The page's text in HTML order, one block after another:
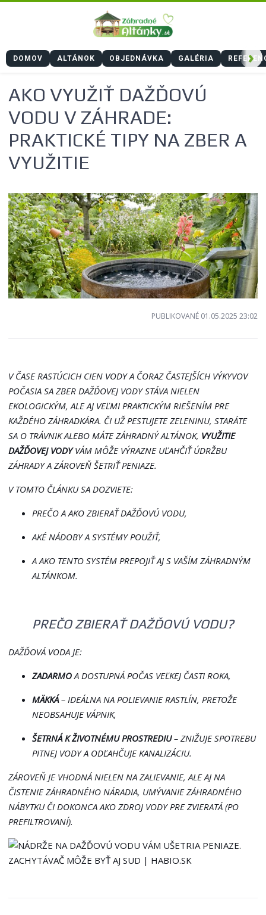
DOMOV ALTÁNOK OBJEDNÁVKA GALÉRIA
AKO VYUŽIŤ DAŽĎOVÚ
VODU V ZÁHRADE:
PRAKTICKÉ TIPY NA ZBER A
VYUŽITIE
PUBLIKOVANÉ 01.05.2025 23:02
V ČASE RASTÚCICH CIEN VODY A ČORAZ ČASTEJŠÍCH VÝKYVOV
POČASIA SA ZBER DAŽĎOVEJ VODY STÁVA NIELEN
EKOLOGICKÝM, ALE AJ VEĽMI PRAKTICKÝM RIEŠENÍM PRE
KAŽDÉHO ZÁHRADKÁRA. ČI UŽ PESTUJETE ZELENINU, STARÁTE
SA O TRÁVNIK ALEBO MÁTE ZÁHRADNÝ ALTÁNOK, VYUŽITIE
DAŽĎOVEJ VODYVÁM MÔŽE VÝRAZNE UĽAHČIŤ ÚDRŽBU
ZÁHRADY A ZÁROVEŇ ŠETRIŤ PENIAZE.
V TOMTO ČLÁNKU SA DOZVIETE:
PREČO A AKO ZBIERAŤ DAŽĎOVÚ VODU,
AKÉ NÁDOBY A SYSTÉMY POUŽIŤ,
A AKO TENTO SYSTÉM PREPOJIŤ AJ S VAŠÍM ZÁHRADNÝM
ALTÁNKOM.
PREČO ZBIERAŤ DAŽĎOVÚ VODU?
DAŽĎOVÁ VODA JE:
ZADARMOA DOSTUPNÁ POČAS VEĽKEJ ČASTI ROKA,
MÄKKÁ– IDEÁLNA NA POLIEVANIE RASTLÍN, PRETOŽE
NEOBSAHUJE VÁPNIK,
ŠETRNÁ K ŽIVOTNÉMU PROSTREDIU– ZNIŽUJE SPOTREBU
PITNEJ VODY A ODĽAHČUJE KANALIZÁCIU.
ZÁROVEŇ JE VHODNÁ NIELEN NA ZALIEVANIE, ALE AJ NA
ČISTENIE ZÁHRADNÉHO NÁRADIA, UMÝVANIE ZÁHRADNÉHO
NÁBYTKU ČI DOKONCA AKO ZDROJ VODY PRE ZVIERATÁ (PO
PREFILTROVANÍ).
›